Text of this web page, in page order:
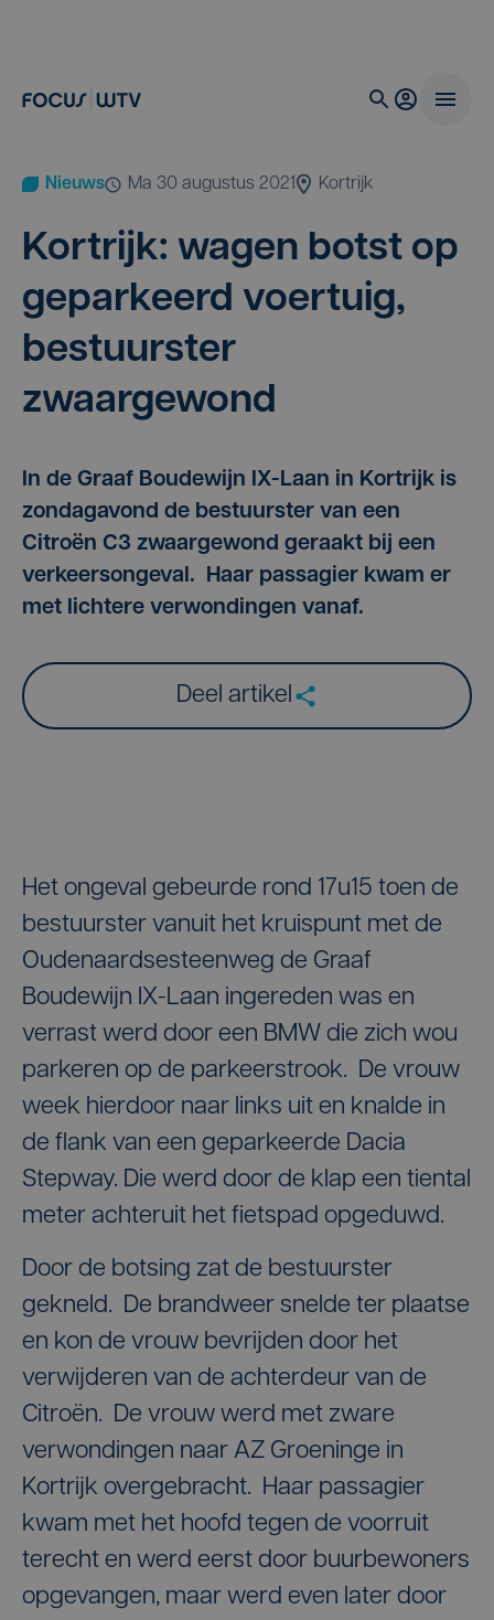
Nieuws ma 30 augustus 2021 Kortrijk
Kort­rijk: wagen botst op
gepar­keerd voer­tuig,
bestuur­ster
zwaargewond
In de Graaf Boudewijn IX-Laan in Kortrijk is
zondagavond de bestuurster van een
Citroën C3 zwaargewond geraakt bij een
verkeersongeval. Haar passagier kwam er
met lichtere verwondingen vanaf.
Deel artikel
Het ongeval gebeurde rond 17u15 toen de
bestuurster vanuit het kruispunt met de
Oudenaardsesteenweg de Graaf
Boudewijn IX-Laan ingereden was en
verrast werd door een BMW die zich wou
parkeren op de parkeerstrook. De vrouw
week hierdoor naar links uit en knalde in
de flank van een geparkeerde Dacia
Stepway. Die werd door de klap een tiental
meter achteruit het fietspad opgeduwd.
Door de botsing zat de bestuurster
gekneld. De brandweer snelde ter plaatse
en kon de vrouw bevrijden door het
verwijderen van de achterdeur van de
Citroën. De vrouw werd met zware
verwondingen naar AZ Groeninge in
Kortrijk overgebracht. Haar passagier
kwam met het hoofd tegen de voorruit
terecht en werd eerst door buurbewoners
opgevangen, maar werd even later door